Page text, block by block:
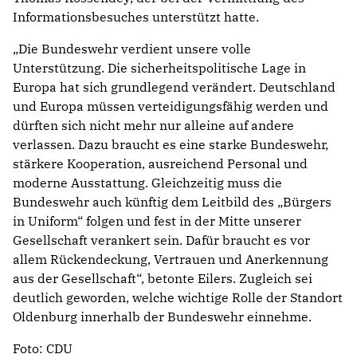
Informationsbesuches unterstützt hatte.
„Die Bundeswehr verdient unsere volle
Unterstützung. Die sicherheitspolitische Lage in
Europa hat sich grundlegend verändert. Deutschland
und Europa müssen verteidigungsfähig werden und
dürften sich nicht mehr nur alleine auf andere
verlassen. Dazu braucht es eine starke Bundeswehr,
stärkere Kooperation, ausreichend Personal und
moderne Ausstattung. Gleichzeitig muss die
Bundeswehr auch künftig dem Leitbild des „Bürgers
in Uniform“ folgen und fest in der Mitte unserer
Gesellschaft verankert sein. Dafür braucht es vor
allem Rückendeckung, Vertrauen und Anerkennung
aus der Gesellschaft“, betonte Eilers. Zugleich sei
deutlich geworden, welche wichtige Rolle der Standort
Oldenburg innerhalb der Bundeswehr einnehme.
Foto: CDU